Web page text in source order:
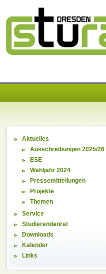
Aktuelles
Ausschreibungen 2025/26
ESE
Wahljahr 2024
Pressemitteilungen
Projekte
Themen
Service
Studierendenrat
Downloads
Kalender
Links